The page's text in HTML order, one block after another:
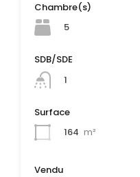
Chambre(s)
5
SDB/SDE
1
Surface
164 m²
Vendu